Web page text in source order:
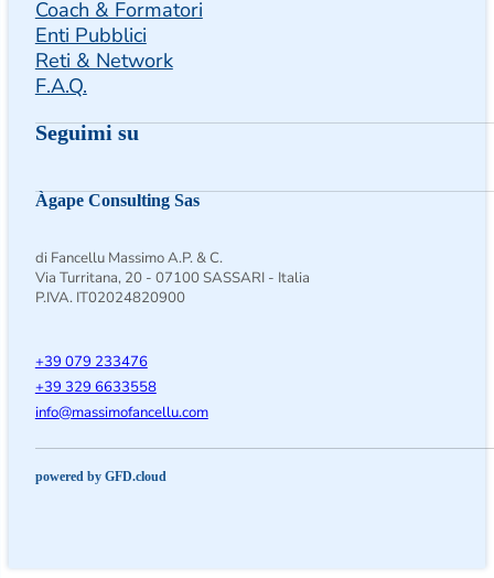
Coach & Formatori
Enti Pubblici
Reti & Network
F.A.Q.
Seguimi suSeguimi su Facebook
Follow us on Instagram
Follow us on X
Àgape Consulting Sas
di Fancellu Massimo A.P. & C.
Via Turritana, 20 - 07100 SASSARI - Italia
P.IVA. IT02024820900
+39 079 233476
+39 329 6633558
moc.ullecnafomissam
@ofni
powered by GFD.cloud